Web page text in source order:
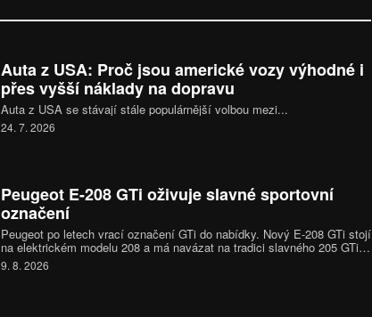
Auta z USA: Proč jsou americké vozy výhodné i
přes vyšší náklady na dopravu
Auta z USA se stávají stále populárnější volbou mezi...
24. 7. 2026
Peugeot E-208 GTi oživuje slavné sportovní
označení
Peugeot po letech vrací označení GTi do nabídky. Nový E-208 GTi stojí
na elektrickém modelu 208 a má navázat na tradici slavného 205 GTi.
Automobilka přitom nepočítá s tím, že by sportovní verze lámala
prodejní rekordy. Jejím hlavním úkolem má být posílení image značky
9. 8. 2026